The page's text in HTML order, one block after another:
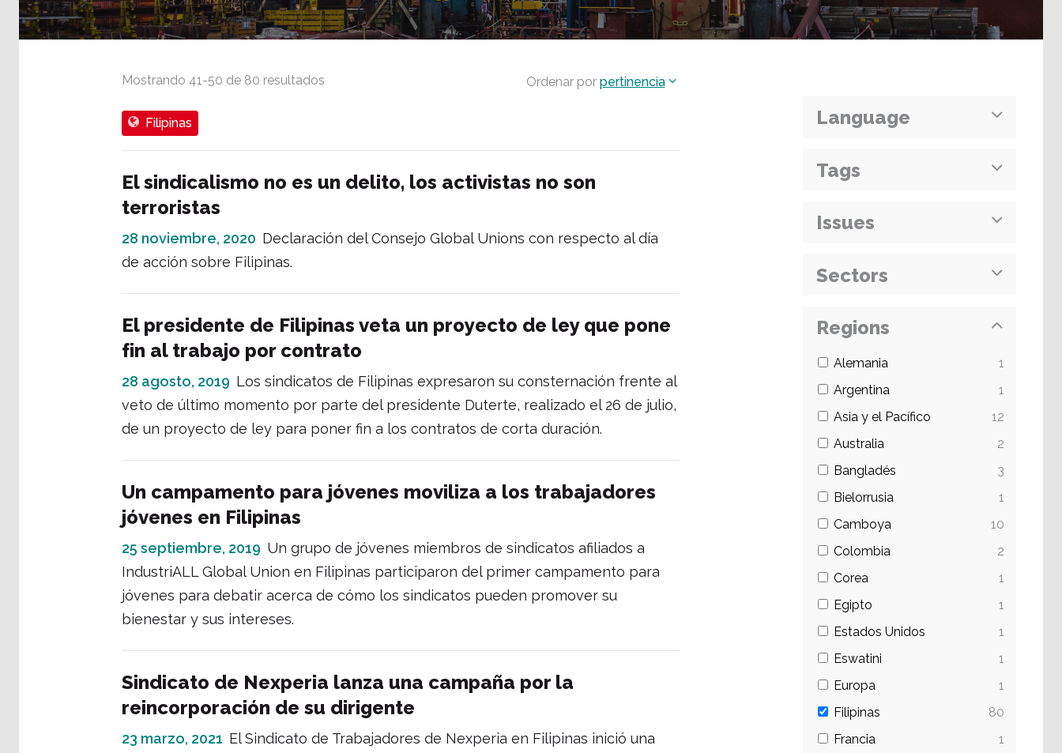
Mostrando 41-50 de 80 resultados Ordenar por pertinencia
Filipinas
El sindicalismo no es un delito, los activistas no son
terroristas
28 noviembre, 2020 Declaración del Consejo Global Unions con respecto al día
de acción sobre Filipinas.
El presidente de Filipinas veta un proyecto de ley que pone
fin al trabajo por contrato
28 agosto, 2019 Los sindicatos de Filipinas expresaron su consternación frente al
veto de último momento por parte del presidente Duterte, realizado el 26 de julio,
de un proyecto de ley para poner fin a los contratos de corta duración.
Un campamento para jóvenes moviliza a los trabajadores
jóvenes en Filipinas
25 septiembre, 2019 Un grupo de jóvenes miembros de sindicatos afiliados a
IndustriALL Global Union en Filipinas participaron del primer campamento para
jóvenes para debatir acerca de cómo los sindicatos pueden promover su
bienestar y sus intereses.
Sindicato de Nexperia lanza una campaña por la
reincorporación de su dirigente
23 marzo, 2021 El Sindicato de Trabajadores de Nexperia en Filipinas inició una
Language
Tags
Issues
Sectors
Regions
Alemania
1
Argentina
1
Asia y el Pacífico
12
Australia
2
Bangladés
3
Bielorrusia
1
Camboya
10
Colombia
2
Corea
1
Egipto
1
Estados Unidos
1
Eswatini
1
Europa
1
Filipinas
80
Francia
1